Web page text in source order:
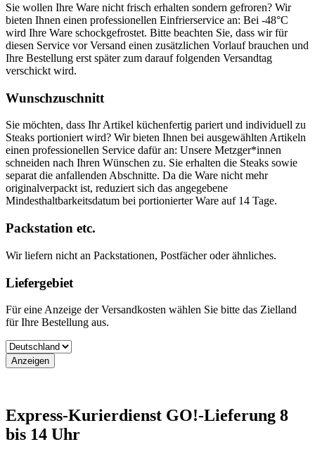
Sie wollen Ihre Ware nicht frisch erhalten sondern gefroren? Wir
bieten Ihnen einen professionellen Einfrierservice an: Bei -48°C
wird Ihre Ware schockgefrostet. Bitte beachten Sie, dass wir für
diesen Service vor Versand einen zusätzlichen Vorlauf brauchen und
Ihre Bestellung erst später zum darauf folgenden Versandtag
verschickt wird.
Wunschzuschnitt
Sie möchten, dass Ihr Artikel küchenfertig pariert und individuell zu
Steaks portioniert wird? Wir bieten Ihnen bei ausgewählten Artikeln
einen professionellen Service dafür an: Unsere Metzger*innen
schneiden nach Ihren Wünschen zu. Sie erhalten die Steaks sowie
separat die anfallenden Abschnitte. Da die Ware nicht mehr
originalverpackt ist, reduziert sich das angegebene
Mindesthaltbarkeitsdatum bei portionierter Ware auf 14 Tage.
Packstation etc.
Wir liefern nicht an Packstationen, Postfächer oder ähnliches.
Liefergebiet
Für eine Anzeige der Versandkosten wählen Sie bitte das Zielland
für Ihre Bestellung aus.
Express-Kurierdienst GO!-Lieferung 8
bis 14 Uhr